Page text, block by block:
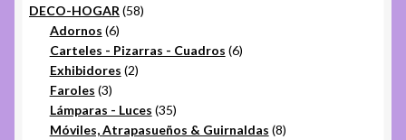
productos
DECO-HOGAR 5858
Adornos 66
productos
Carteles - Pizarras - Cuadros 66
Exhibidores 22
Faroles 33
productos
Lámparas - Luces 3535
productos
Móviles, Atrapasueños & Guirnaldas 88